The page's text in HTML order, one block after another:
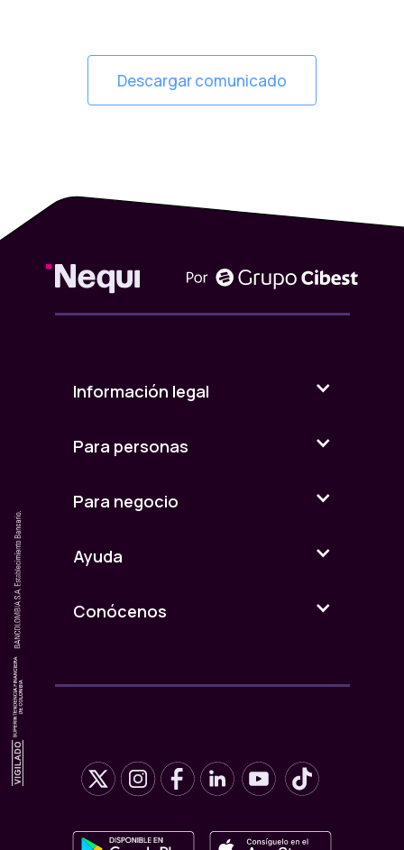
Descargar comunicado
Información legal
Para personas
Para negocio
Ayuda
Conócenos